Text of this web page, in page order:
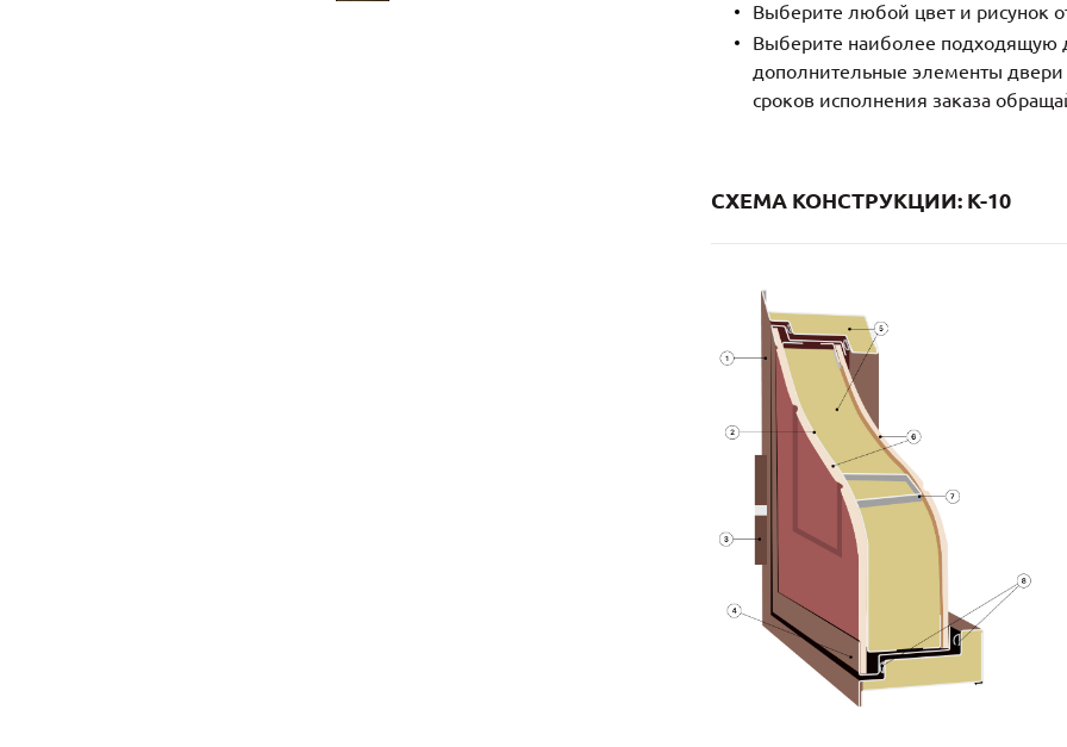
Выберите любой цвет и рисунок
Выберите наиболее подходящую
дополнительные элементы двери
сроков исполнения заказа
СХЕМА КОНСТРУКЦИИ: K-10